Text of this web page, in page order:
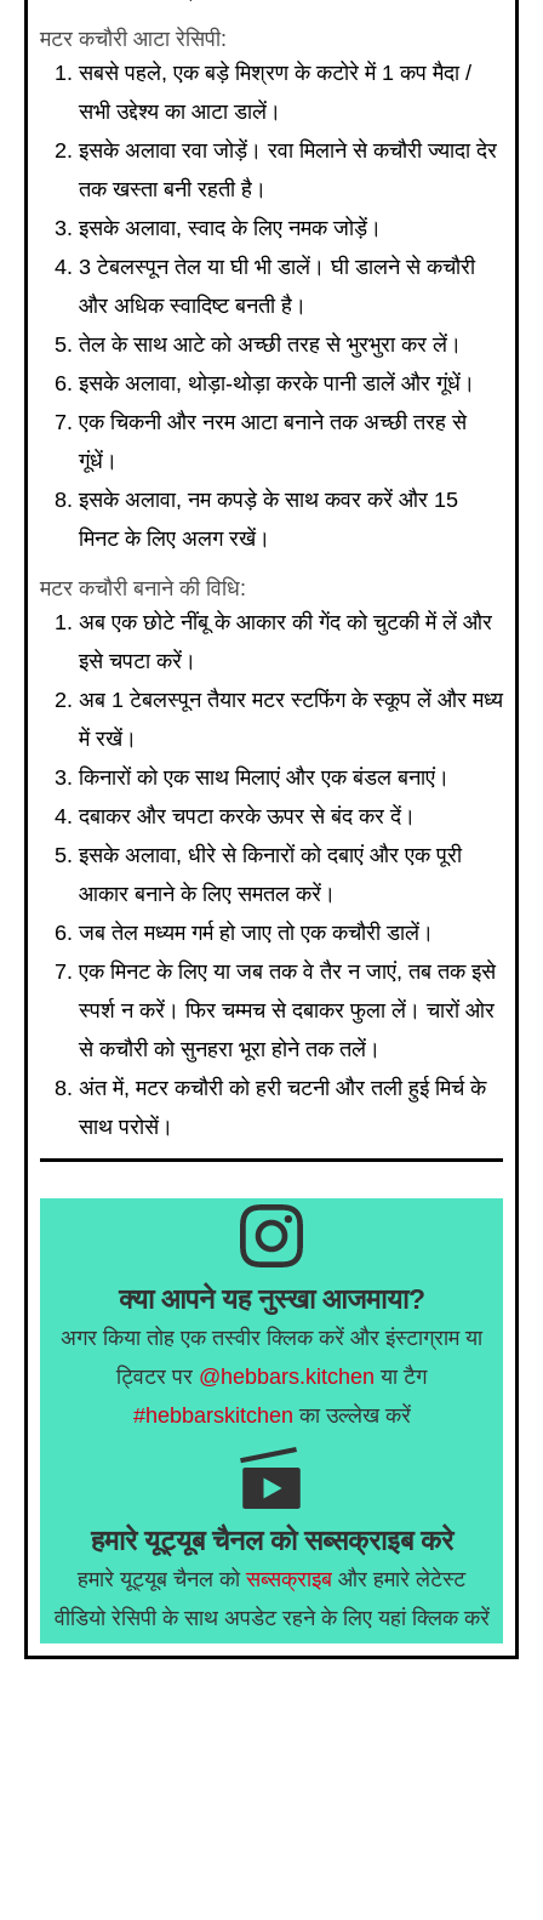
मटर कचौरी आटा रेसिपी:
सबसे पहले, एक बड़े मिश्रण के कटोरे में 1 कप मैदा /
सभी उद्देश्य का आटा डालें।
इसके अलावा रवा जोड़ें। रवा मिलाने से कचौरी ज्यादा देर
तक खस्ता बनी रहती है।
इसके अलावा, स्वाद के लिए नमक जोड़ें।
3 टेबलस्पून तेल या घी भी डालें। घी डालने से कचौरी
और अधिक स्वादिष्ट बनती है।
तेल के साथ आटे को अच्छी तरह से भुरभुरा कर लें।
इसके अलावा, थोड़ा-थोड़ा करके पानी डालें और गूंधें।
एक चिकनी और नरम आटा बनाने तक अच्छी तरह से
गूंधें।
इसके अलावा, नम कपड़े के साथ कवर करें और 15
मिनट के लिए अलग रखें।
मटर कचौरी बनाने की विधि:
अब एक छोटे नींबू के आकार की गेंद को चुटकी में लें और
इसे चपटा करें।
अब 1 टेबलस्पून तैयार मटर स्टफिंग के स्कूप लें और मध्य
में रखें।
किनारों को एक साथ मिलाएं और एक बंडल बनाएं।
दबाकर और चपटा करके ऊपर से बंद कर दें।
इसके अलावा, धीरे से किनारों को दबाएं और एक पूरी
आकार बनाने के लिए समतल करें।
जब तेल मध्यम गर्म हो जाए तो एक कचौरी डालें।
एक मिनट के लिए या जब तक वे तैर न जाएं, तब तक इसे
स्पर्श न करें। फिर चम्मच से दबाकर फुला लें। चारों ओर
से कचौरी को सुनहरा भूरा होने तक तलें।
अंत में, मटर कचौरी को हरी चटनी और तली हुई मिर्च के
साथ परोसें।
क्या आपने यह नुस्खा आजमाया?
अगर किया तोह एक तस्वीर क्लिक करें और इंस्टाग्राम या
ट्विटर पर @hebbars.kitchen या टैग
#hebbarskitchen का उल्लेख करें
हमारे यूट्यूब चैनल को सब्सक्राइब करे
हमारे यूट्यूब चैनल कोसब्सक्राइब और हमारे लेटेस्ट
वीडियो रेसिपी के साथ अपडेट रहने के लिए यहां क्लिक करें